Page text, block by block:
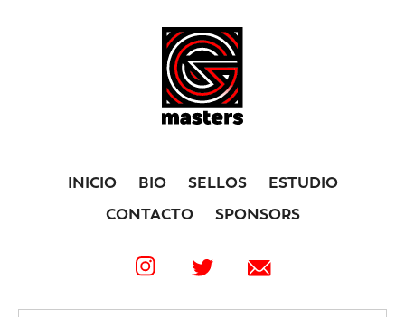
INICIO BIO SELLOS
ESTUDIO
CONTACTO
SPONSORS